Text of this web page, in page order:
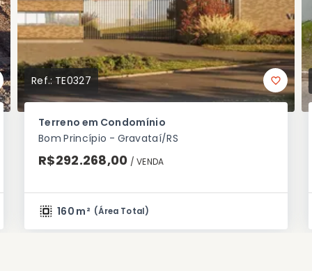
Ref.: TE0327
Terreno em Condomínio
Bom Princípio - Gravataí/RS
R$292.268,00 / VENDA
160 m² (Área Total)